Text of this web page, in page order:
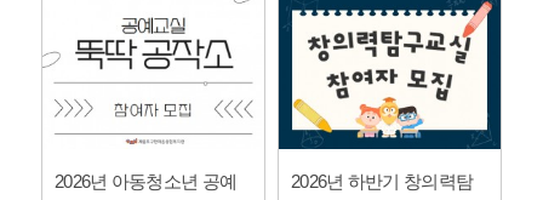
2026년 아동청소년 공예
2026년 하반기 창의력탐